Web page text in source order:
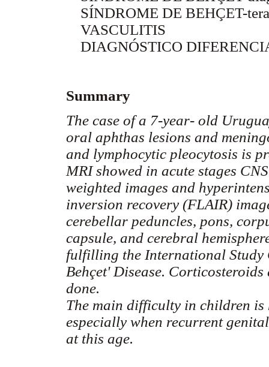
SÍNDROME DE BEHÇET-
VASCULITIS
DIAGNÓSTICO
Summary
The case of a 7-year- old
oral aphthas lesions and
and lymphocytic pleocytosis is
MRI showed in acute stages
weighted images and
inversion recovery (FLAIR)
cerebellar peduncles, pons,
capsule, and cerebral
fulfilling the International
Behçet' Disease.
done.
The main difficulty in children
especially when recurrent
at this age.